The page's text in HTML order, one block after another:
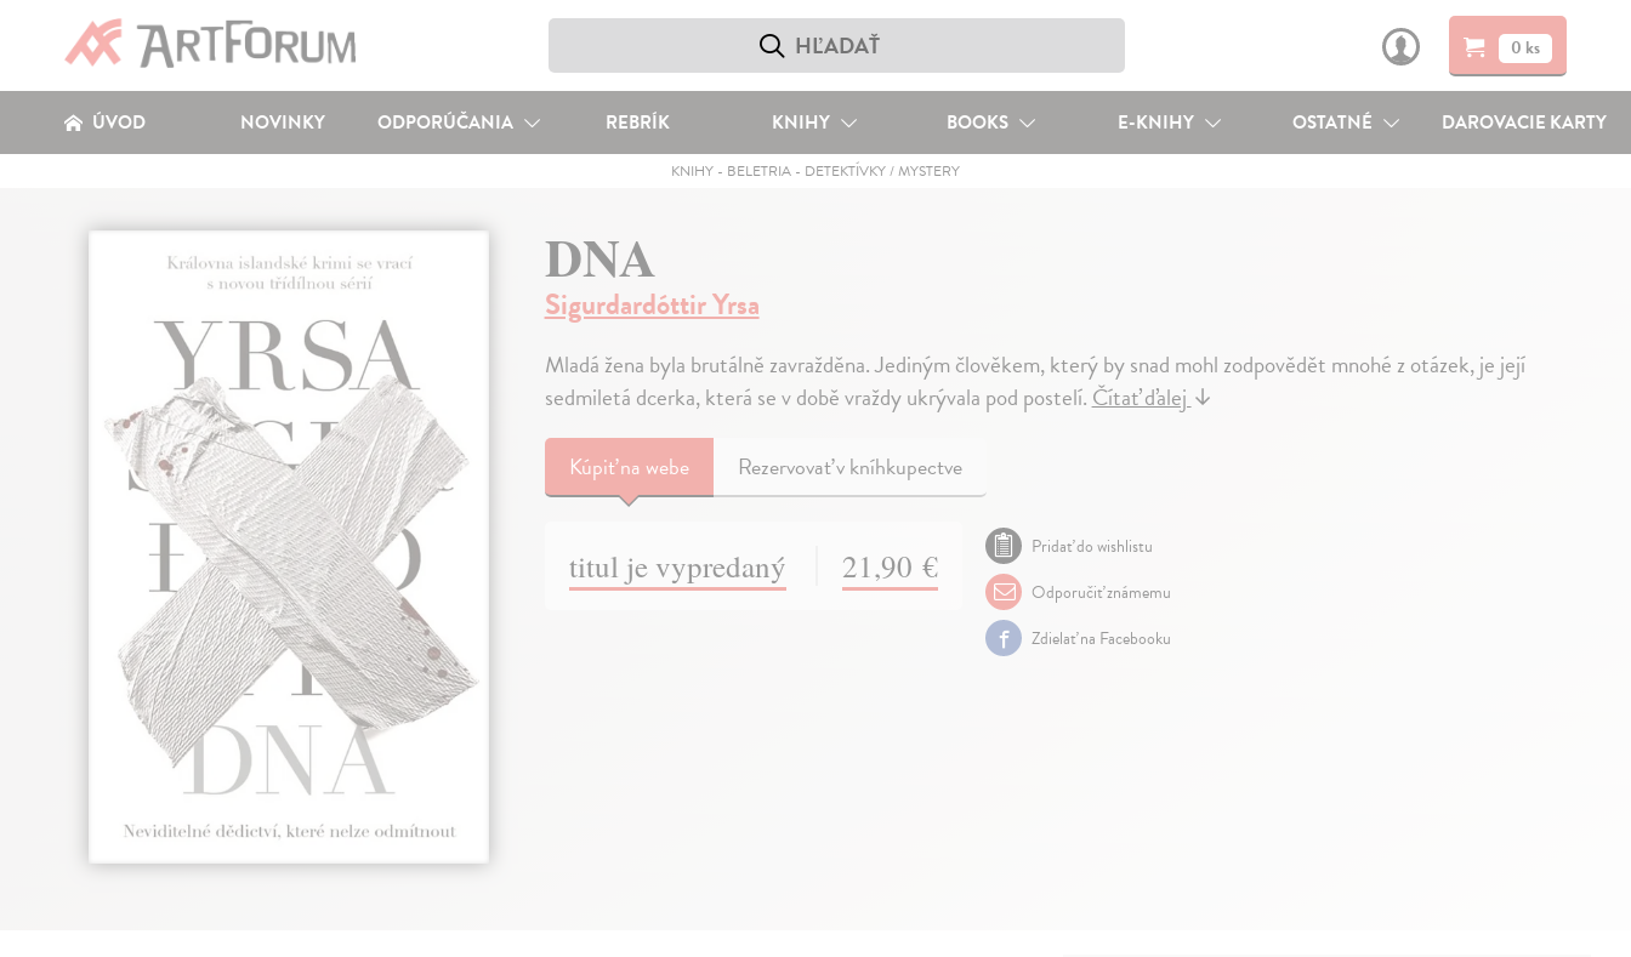
0 ks
ÚVOD NOVINKY ODPORÚČANIA REBRÍK KNIHY BOOKS E-KNIHY OSTATNÉ DAROVACIE KARTY
KNIHY- BELETRIA- DETEKTÍVKY / MYSTERY
DNA
Sigurdardóttir Yrsa
Mladá žena byla brutálně zavražděna. Jediným člověkem, který by snad mohl zodpovědět mnohé z otázek, je její
sedmiletá dcerka, která se v době vraždy ukrývala pod postelí.Čítať ďalej↓
Kúpiťna webe Rezervovať v kníhkupectve
titul je vypredaný 21,90 €
Pridať do wishlistu
Odporučiť známemu
Zdielať na Facebooku